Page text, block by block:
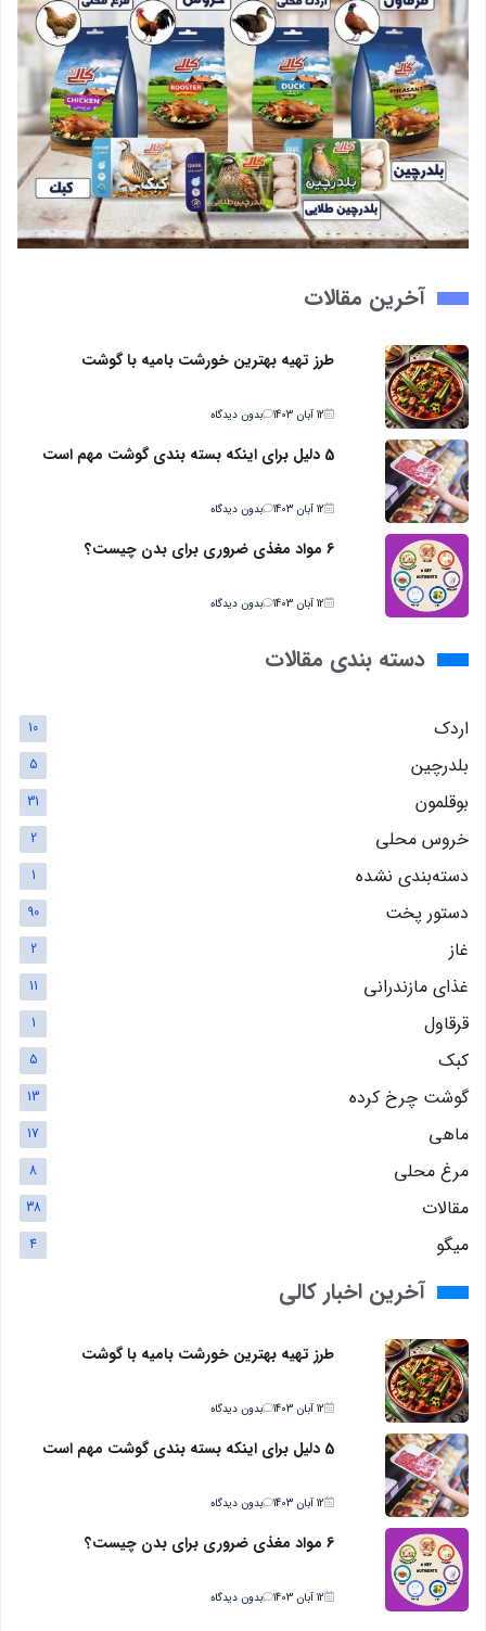
آخرین مقالات
طرز تهیه بهترین خورشت بامیه با گوشت
12 آبان 1403 بدون دیدگاه
5 دلیل برای اینکه بسته بندی گوشت مهم است
12 آبان 1403 بدون دیدگاه
6 مواد مغذی ضروری برای بدن چیست؟
12 آبان 1403 بدون دیدگاه
دسته بندی مقالات
اردک 10
بلدرچین 5
بوقلمون 31
خروس محلی 2
دسته‌بندی نشده 1
دستور پخت 90
غاز 2
غذای مازندرانی 11
قرقاول 1
کبک 5
گوشت چرخ کرده 13
ماهی 17
مرغ محلی 8
مقالات 38
میگو 4
آخرین اخبار کالی
طرز تهیه بهترین خورشت بامیه با گوشت
12 آبان 1403 بدون دیدگاه
5 دلیل برای اینکه بسته بندی گوشت مهم است
12 آبان 1403 بدون دیدگاه
6 مواد مغذی ضروری برای بدن چیست؟
12 آبان 1403 بدون دیدگاه